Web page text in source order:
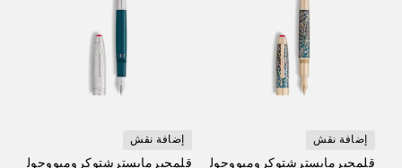
إضافة نقش
قلمحبرمايسترشتوكروميووجولييتسوليتير
إضافة نقش